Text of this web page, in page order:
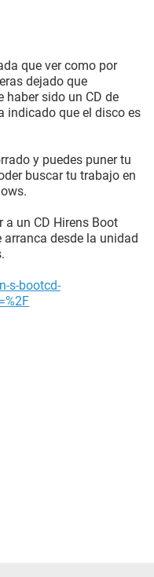
CUAL DE LOS DOS
dicha instalacion????
operativo???
seguro ni en el normal.
del sistema que me
saber, si ese error
no??? Gracias por sus
que ver como por
dejado que
sido un CD de
indicado que el disco es
y puedes puner tu
buscar tu trabajo en
a un CD Hirens Boot
desde la unidad
s-bootcd-